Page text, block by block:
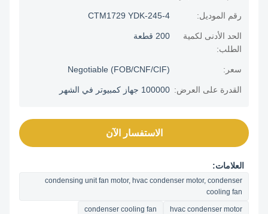
رقم الموديل: CTM1729 YDK-245-4
الحد الأدنى لكمية
الطلب:
200 قطعة
Negotiable (FOB/CNF/CIF)
القدرة على العرض: 100000 جهاز كمبيوتر في الشهر
الاستفسار الآن
العلامات:
condensing unit fan motor, hvac condenser motor, condenser
cooling fan
hvac condenser motor
condenser cooling fan